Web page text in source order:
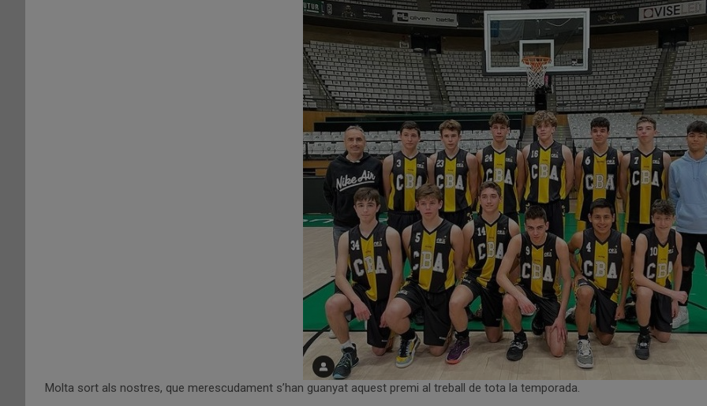
Molta sort als nostres, que merescudament s’han guanyat aquest premi al treball de tota la temporada.